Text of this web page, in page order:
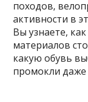
походов,
активности в
Вы узнаете,
материалов
какую обувь
промокли